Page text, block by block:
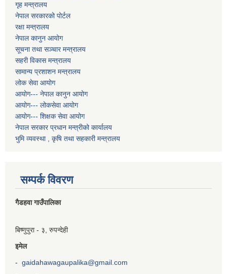
गृह मन्त्रालय
नेपाल सरकारको पोर्टल
रक्षा मन्त्रालय
नेपाल कानुन आयोग
सूचना तथा सञ्चार मन्त्रालय
सहरी विकास मन्त्रालय
सामान्य प्रशाशन मन्त्रालय
लोक सेवा आयोग
आयोग--- नेपाल कानुन आयोग
आयोग--- लोकसेवा आयोग
आयोग--- शिक्षक सेवा आयोग
नेपाल सरकार प्रधान मन्त्रीको कार्यालय
भुमि व्यवस्था , कृषि तथा सहकारी मन्त्रालय
सम्पर्क विवरण
गैडहवा गाउँपालिका
बिष्णुपुरा - ३, रुपन्देही
इमेल
- gaidahawagaupalika@gmail.com